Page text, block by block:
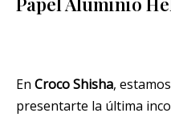
En Croco Shisha,
presentarte la última